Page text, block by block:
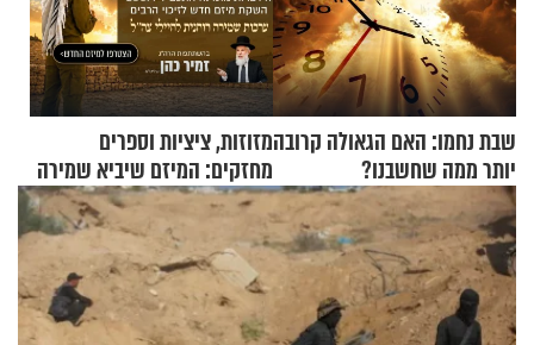
שבת נחמו: האם הגאולה קרובה
יותר ממה שחשבנו?
מזוזות, ציציות וספרים
מחזקים: המיזם שיביא שמירה
רוחנית לאלפי חיילי צה"ל